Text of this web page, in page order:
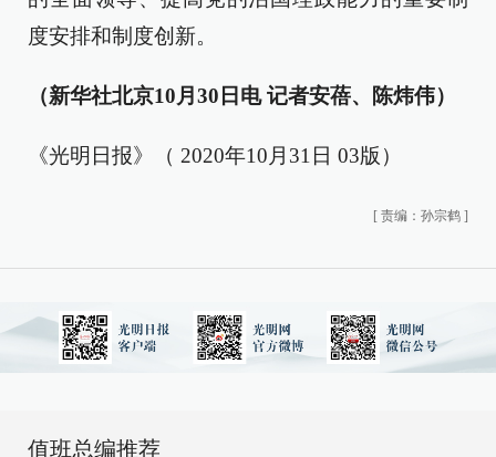
度安排和制度创新。
（新华社北京10月30日电 记者安蓓、陈炜伟）
《光明日报》（ 2020年10月31日 03版）
[ 责编：孙宗鹤 ]
值班总编推荐